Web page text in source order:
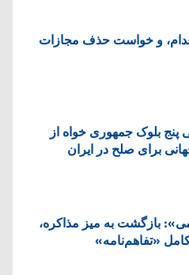
و خواست حذف مجازات
پنج بلوک جمهوری خواه از
برای صلح در ایران
بازگشت به میز مذاکره،
«تفاهم‌نامه»